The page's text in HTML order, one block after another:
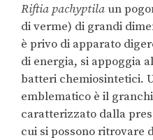
Riftia pachyptila un
di verme) di grandi
è privo di apparato
di energia, si appoggia
batteri chemiosintetici.
emblematico è il
caratterizzato dalla
cui si possono ritrovare